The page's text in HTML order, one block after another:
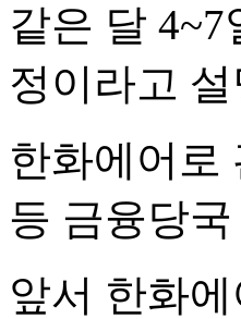
같은 달
정이라고
한화에어로
등 금융당
앞서 한화